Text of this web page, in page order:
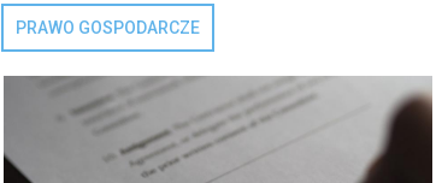
PRAWO GOSPODARCZE